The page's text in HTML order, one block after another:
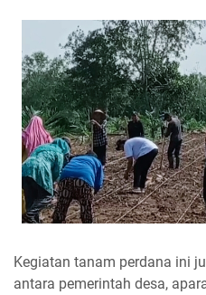
Kegiatan tanam perdana ini
antara pemerintah desa,